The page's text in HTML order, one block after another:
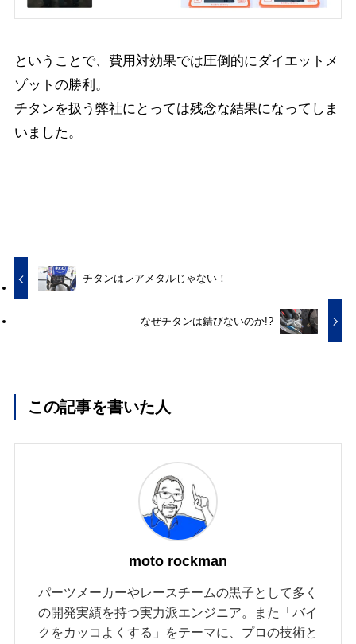
ということで、費用対効果では圧倒的にダイエットメ
ゾットの勝利。
チタンを扱う弊社にとっては残念な結果になってしま
いました。
チタンはレアメタルじゃない！
なぜチタンは錆びないのか!?
この記事を書いた人
moto rockman
パーツメーカーやレースチームの黒子として多く
の開発実績を持つ実力派エンジニア。また「バイ
クをカッコよくする」をテーマに、プロの技術と